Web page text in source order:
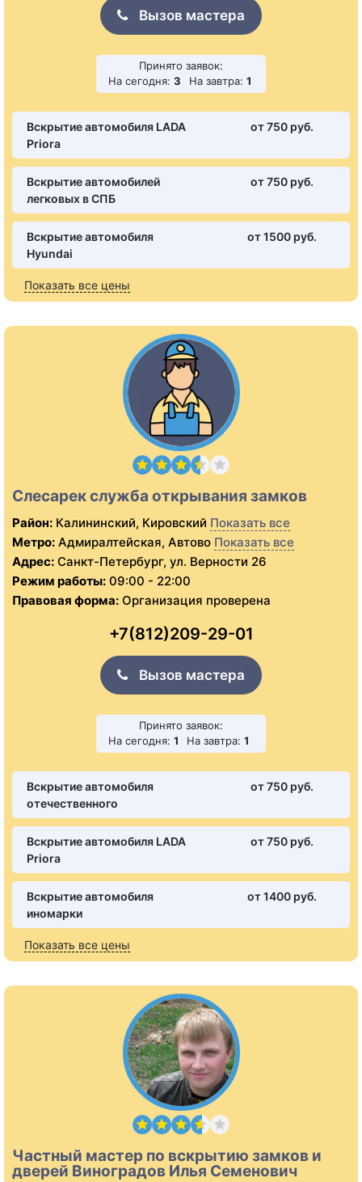
Вызов мастера
Принято заявок:
На сегодня: 3 На завтра: 1
Вскрытие автомобиля LADA
Priora
от 750 pуб.
Вскрытие автомобилей
легковых в СПБ
от 750 pуб.
Вскрытие автомобиля
Hyundai
от 1500 pуб.
Показать все цены
Слесарек служба открывания замков
Район: Калининский, Кировский Показать все
Метро: Адмиралтейская, Автово Показать все
Адрес: Санкт-Петербург, ул. Верности 26
Режим работы: 09:00 - 22:00
Правовая форма: Организация проверена
+7(812)209-29-01
Вызов мастера
Принято заявок:
На сегодня: 1 На завтра: 1
Вскрытие автомобиля
отечественного
от 750 pуб.
Вскрытие автомобиля LADA
Priora
от 750 pуб.
Вскрытие автомобиля
иномарки
от 1400 pуб.
Показать все цены
Частный мастер по вскрытию замков и
дверей Виноградов Илья Семенович